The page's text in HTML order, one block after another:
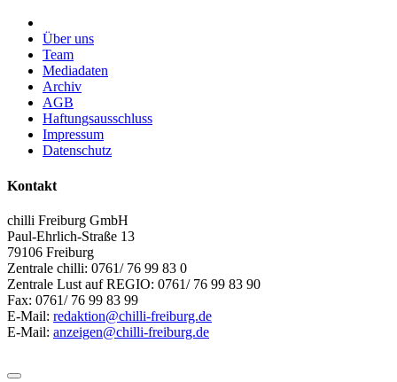
Über uns
Team
Mediadaten
Archiv
AGB
Haftungsausschluss
Impressum
Datenschutz
Kontakt
chilli Freiburg GmbH
Paul-Ehrlich-Straße 13
79106 Freiburg
Zentrale chilli: 0761/ 76 99 83 0
Zentrale Lust auf REGIO: 0761/ 76 99 83 90
Fax: 0761/ 76 99 83 99
E-Mail: redaktion@chilli-freiburg.de
E-Mail: anzeigen@chilli-freiburg.de